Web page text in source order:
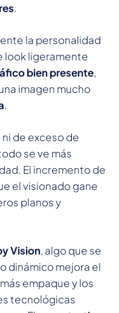
.
la personalidad
look ligeramente
bien presente,
imagen mucho
.
de exceso de
se ve más
El incremento de
el visionado gane
planos y
Vision, algo que se
dinámico mejora el
empaque y los
tecnológicas